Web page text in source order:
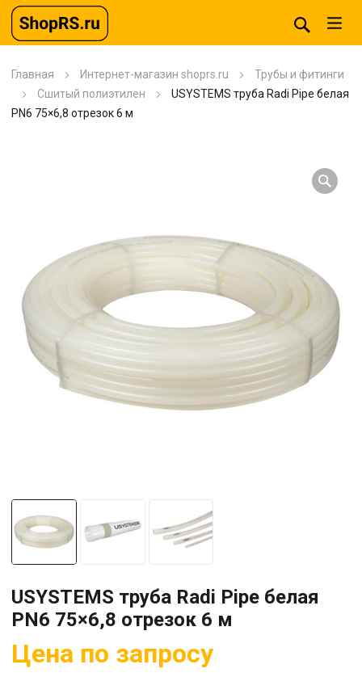
Главная Интернет-магазин shoprs.ru
Трубы и фитинги
Сшитый полиэтилен
USYSTEMS труба Radi Pipe белая
PN6 75×6,8 отрезок 6 м
USYSTEMS труба Radi Pipe белая
PN6 75×6,8 отрезок 6 м
Цена по запросу